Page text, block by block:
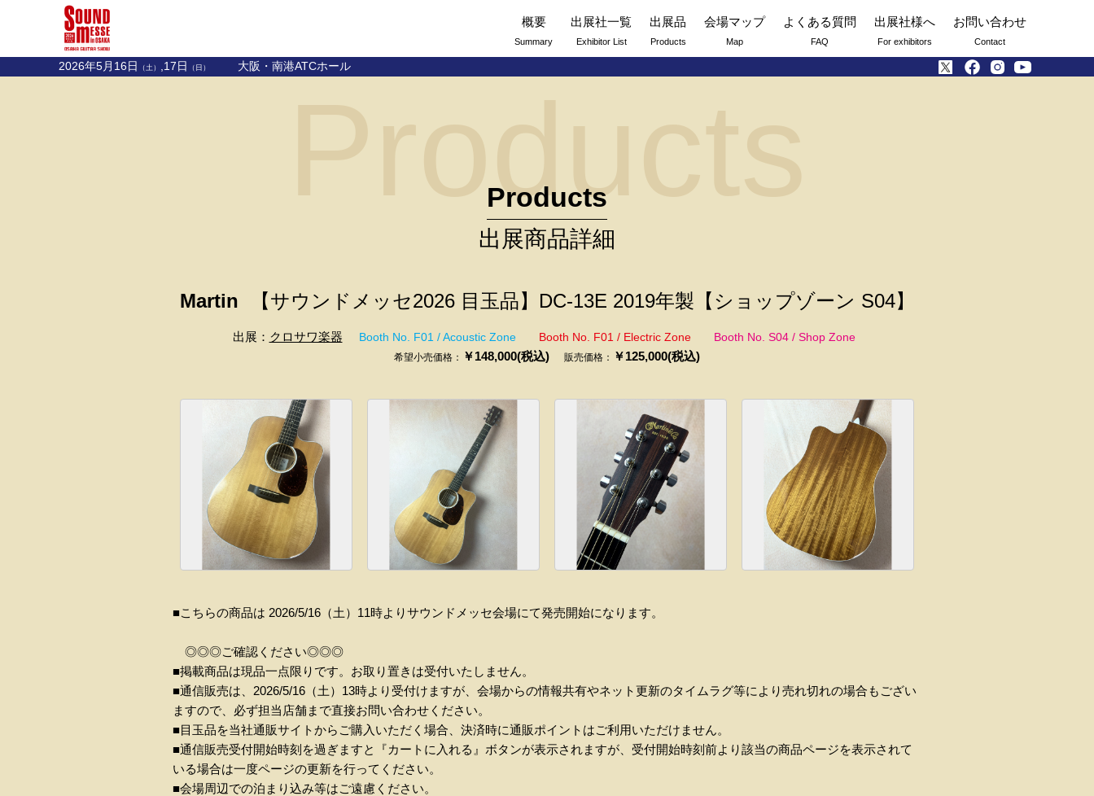
概要
Summary
出展社一覧
Exhibitor List
出展品
Products
会場マップ
Map
よくある質問
FAQ
出展社様へ
For exhibitors
お問い合わせ
Contact
2026年5月16日 （土） ,17日 （日） 大阪・南港ATCホール
Products
Products
出展商品詳細
Martin 【サウンドメッセ2026 目玉品】DC-13E 2019年製【ショップゾーン S04】
出展： クロサワ楽器 Booth No. F01 / Acoustic Zone Booth No. F01 / Electric Zone Booth No. S04 / Shop Zone
希望小売価格： ￥148,000(税込) 販売価格： ￥125,000(税込)
■こちらの商品は 2026/5/16（土）11時よりサウンドメッセ会場にて発売開始になります。
◎◎◎ご確認ください◎◎◎
■掲載商品は現品一点限りです。お取り置きは受付いたしません。
■通信販売は、2026/5/16（土）13時より受付けますが、会場からの情報共有やネット更新のタイムラグ等により売れ切れの場合もござい
ますので、必ず担当店舗まで直接お問い合わせください。
■目玉品を当社通販サイトからご購入いただく場合、決済時に通販ポイントはご利用いただけません。
■通信販売受付開始時刻を過ぎますと『カートに入れる』ボタンが表示されますが、受付開始時刻前より該当の商品ページを表示されて
いる場合は一度ページの更新を行ってください。
■会場周辺での泊まり込み等はご遠慮ください。